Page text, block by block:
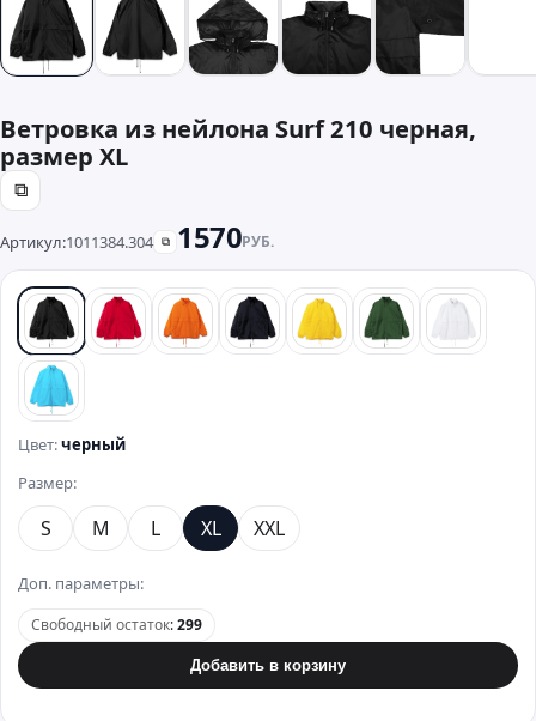
Ветровка из нейлона Surf 210 черная,
размер XL
⧉
Артикул:1011384.304 ⧉ 1570РУБ.
черныйкрасныйоранжевый
синий желтыйзеленыйбелый
бирюзовый
Цвет:черный
Размер:
S M L XL XXL
Доп. параметры:
Свободный остаток:299
Добавить в корзину